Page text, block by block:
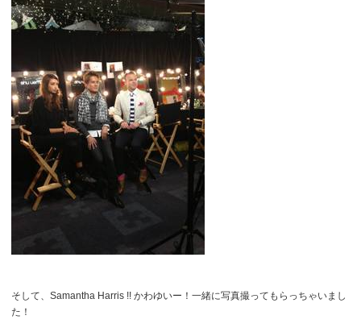
そして、Samantha Harris !! かわゆいー！一緒に写真撮ってもらっちゃいまし
た！